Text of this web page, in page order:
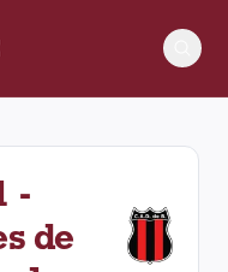
de Belgrano
-
de